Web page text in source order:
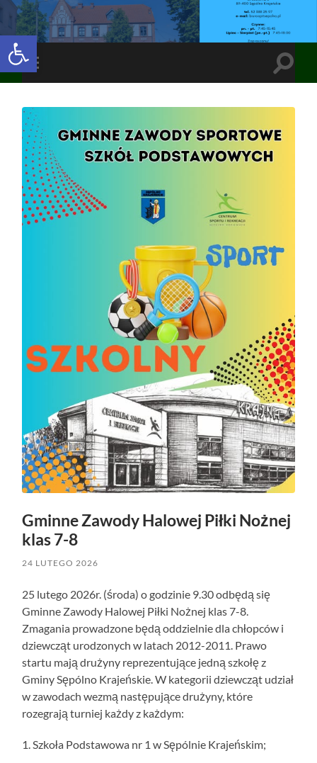
Open toolbar
Toggle
mobile
Toggle
Gminne Zawody Halowej Piłki Nożnej
klas 7-8
24 LUTEGO 2026
25 lutego 2026r. (środa) o godzinie 9.30 odbędą się
Gminne Zawody Halowej Piłki Nożnej klas 7-8.
Zmagania prowadzone będą oddzielnie dla chłopców i
dziewcząt urodzonych w latach 2012-2011. Prawo
startu mają drużyny reprezentujące jedną szkołę z
Gminy Sępólno Krajeńskie. W kategorii dziewcząt udział
w zawodach wezmą następujące drużyny, które
rozegrają turniej każdy z każdym:
1. Szkoła Podstawowa nr 1 w Sępólnie Krajeńskim;